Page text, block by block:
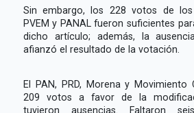
Sin embargo, los 228 votos de los
PVEM y PANAL fueron suficientes
dicho artículo; además, la
afianzó el resultado de la votación.
El PAN, PRD, Morena y Movimiento
209 votos a favor de la
tuvieron ausencias. Faltaron